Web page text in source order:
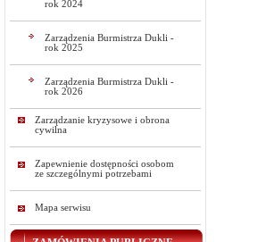
rok 2024
Zarządzenia Burmistrza Dukli -
rok 2025
Zarządzenia Burmistrza Dukli -
rok 2026
Zarządzanie kryzysowe i obrona
cywilna
Zapewnienie dostępności osobom
ze szczególnymi potrzebami
Mapa serwisu